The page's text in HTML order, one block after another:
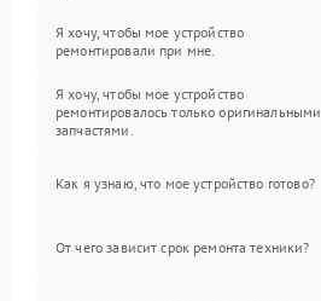
Я хочу, чтобы мое устройство
ремонтировали при мне.
Я хочу, чтобы мое устройство
ремонтировалось только оригинальными
запчастями.
Как я узнаю, что мое устройство готово?
От чего зависит срок ремонта техники?